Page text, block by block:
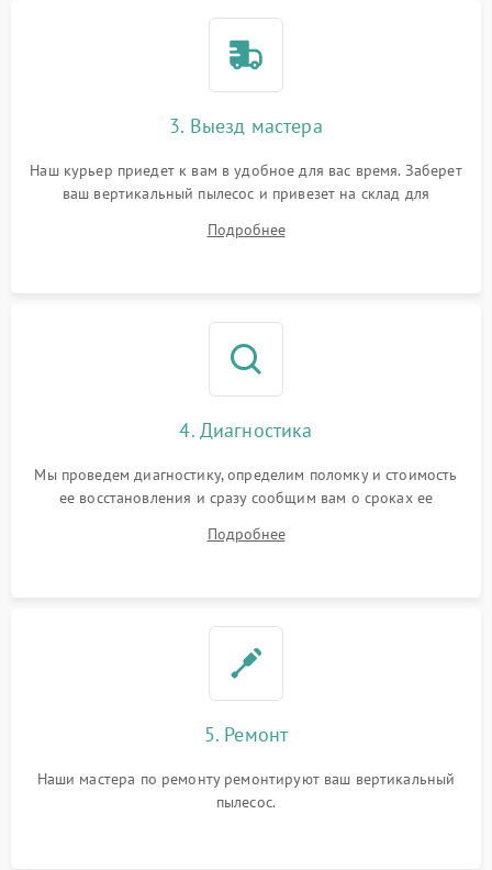
3. Выезд мастера
Наш курьер приедет к вам в удобное для вас время. Заберет
ваш вертикальный пылесос и привезет на склад для
Подробнее
4. Диагностика
Мы проведем диагностику, определим поломку и стоимость
ее восстановления и сразу сообщим вам о сроках ее
Подробнее
5. Ремонт
Наши мастера по ремонту ремонтируют ваш вертикальный
пылесос.